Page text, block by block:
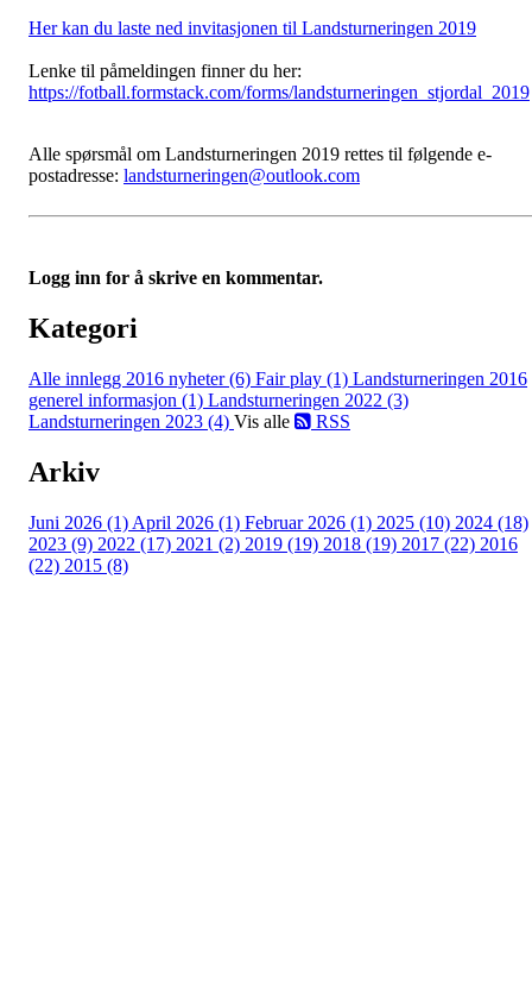
Her kan du laste ned invitasjonen til Landsturneringen 2019
Lenke til påmeldingen finner du her:
https://fotball.formstack.com/forms/landsturneringen_stjordal_2019
Alle spørsmål om Landsturneringen 2019 rettes til følgende e-
postadresse: landsturneringen@outlook.com
Logg inn for å skrive en kommentar.
Kategori
Alle innlegg 2016 nyheter (6) Fair play (1) Landsturneringen 2016
generel informasjon (1) Landsturneringen 2022 (3)
Landsturneringen 2023 (4) Vis alle RSS
Arkiv
Juni 2026 (1) April 2026 (1) Februar 2026 (1) 2025 (10) 2024 (18)
2023 (9) 2022 (17) 2021 (2) 2019 (19) 2018 (19) 2017 (22) 2016
(22) 2015 (8)